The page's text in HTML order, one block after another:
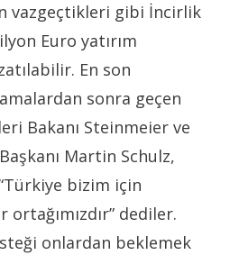
vazgeçtikleri gibi İncirlik
Euro yatırım
En son
sonra geçen
Bakanı Steinmeier ve
Martin Schulz,
bizim için
dediler.
onlardan beklemek